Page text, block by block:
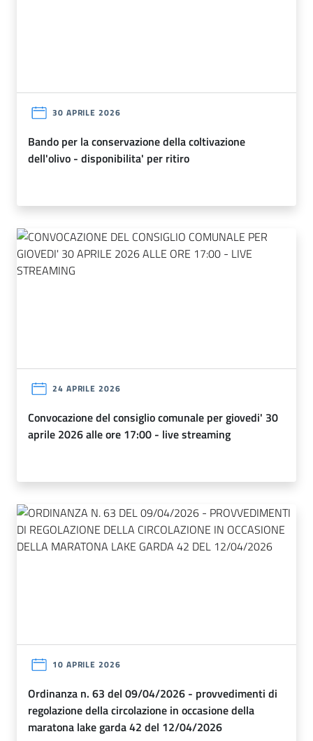
30 APRILE 2026
bando per la conservazione della coltivazione
dell'olivo - disponibilita' per ritiro
24 APRILE 2026
convocazione del consiglio comunale per giovedi' 30
aprile 2026 alle ore 17:00 - live streaming
10 APRILE 2026
ordinanza n. 63 del 09/04/2026 - provvedimenti di
regolazione della circolazione in occasione della
maratona lake garda 42 del 12/04/2026